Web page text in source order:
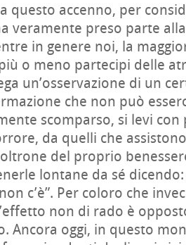
accenno, per
veramente preso parte
in genere noi, la
o meno partecipi delle
un’osservazione di un
che non può
scomparso, si levi con
da quelli che
del proprio
lontane da sé dicendo:
c’è”. Per coloro che
non di rado è
Ancora oggi, in questo